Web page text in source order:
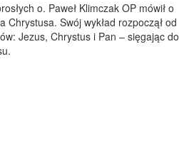
o. Paweł Klimczak OP mówił o
Swój wykład rozpoczął od
Jezus, Chrystus i Pan – sięgając do